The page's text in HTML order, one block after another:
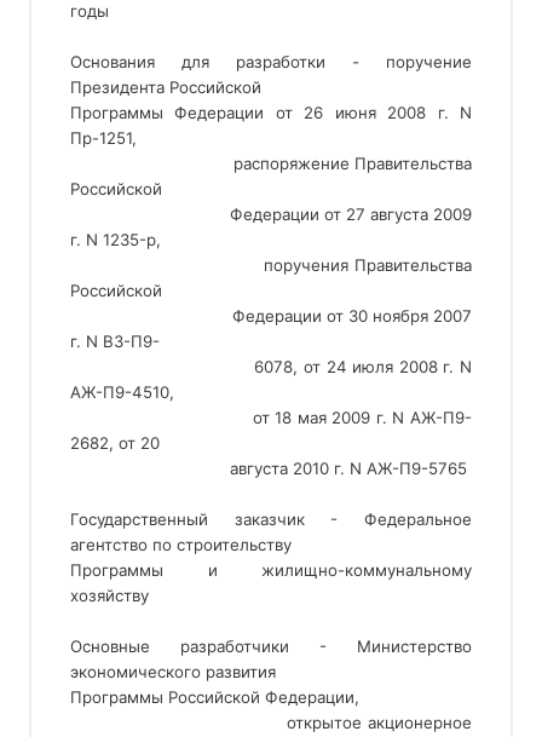
годы
Основания для разработки - поручение
Президента Российской
Программы Федерации от 26 июня 2008 г. N
Пр-1251,
Российской
г. N 1235-р,
Российской
г. N ВЗ-П9-
                                 6078, от 24 июля 2008 г. N
АЖ-П9-4510,
2682, от 20
                                 августа 2010 г. N АЖ-П9-5765
Государственный заказчик - Федеральное
агентство по строительству
Программы и жилищно-коммунальному
хозяйству
Основные разработчики - Министерство
экономического развития
Программы Российской Федерации,